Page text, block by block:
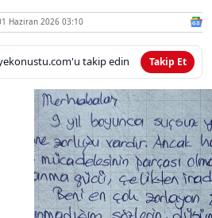
Haziran 2026 03:10
takip edin Takip Et